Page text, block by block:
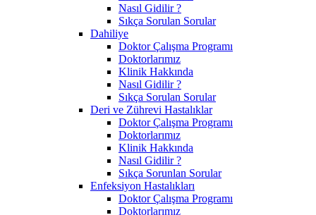
Nasıl Gidilir ?
Sıkça Sorulan Sorular
Dahiliye
Doktor Çalışma Programı
Doktorlarımız
Klinik Hakkında
Nasıl Gidilir ?
Sıkça Sorulan Sorular
Deri ve Zührevi Hastalıklar
Doktor Çalışma Programı
Doktorlarımız
Klinik Hakkında
Nasıl Gidilir ?
Sıkça Sorunlan Sorular
Enfeksiyon Hastalıkları
Doktor Çalışma Programı
Doktorlarımız